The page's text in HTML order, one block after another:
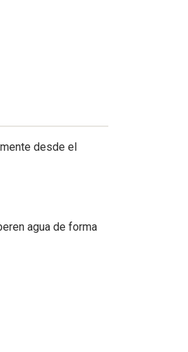
desde el
agua de forma